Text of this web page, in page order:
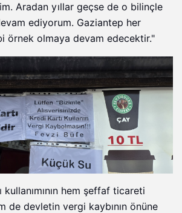
Aradan yıllar geçse de o bilinçle
ediyorum. Gaziantep her
örnek olmaya devam edecektir."
hem şeffaf ticareti
de devletin vergi kaybının önüne